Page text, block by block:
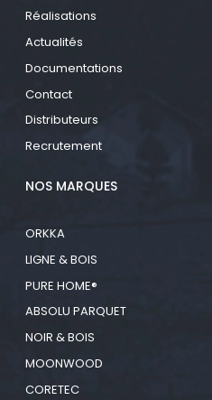
Réalisations
Actualités
Documentations
Contact
Distributeurs
Recrutement
NOS MARQUES
ORKKA
LIGNE & BOIS
PURE HOME®
ABSOLU PARQUET
NOIR & BOIS
MOONWOOD
CORETEC